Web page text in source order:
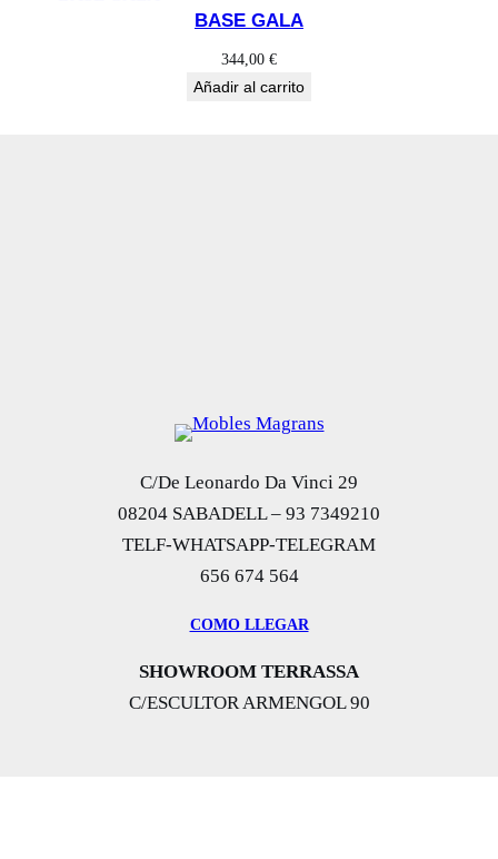
BASE GALA
344,00 €
Añadir al carrito
C/De Leonardo Da Vinci 29
08204 SABADELL – 93 7349210
TELF-WHATSAPP-TELEGRAM
656 674 564
COMO LLEGAR
SHOWROOM TERRASSA
C/ESCULTOR ARMENGOL 90